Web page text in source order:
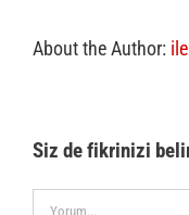
About the Author:
Siz de fikrinizi
Comment